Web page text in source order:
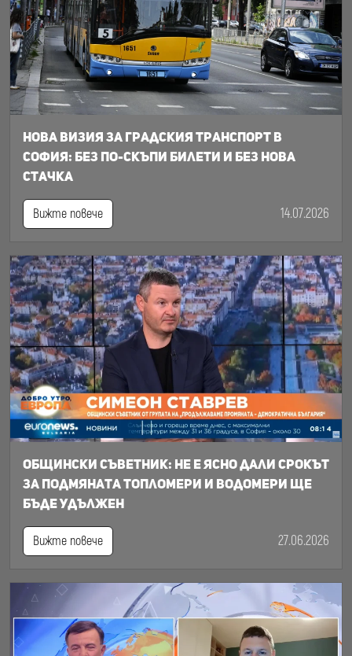
Нова визия за градския транспорт в
София: Без по-скъпи билети и без нова
стачка
Вижте повече 14.07.2026
Общински съветник: Не е ясно дали срокът
за подмяната топломери и водомери ще
бъде удължен
Вижте повече 27.06.2026